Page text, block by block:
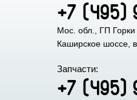
+7 (495)
Мос. обл., ГП Горки
Каширское шоссе,
Запчасти:
+7 (495)